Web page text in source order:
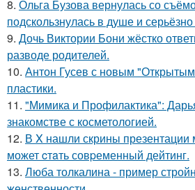
8. Ольга Бузова вернулась со
подскользнулась в душе и
9. Дочь Виктории Бони жёстко
разводе родителей.
10. Антон Гусев с новым
пластики.
11. "Мимика и Профилактика":
знакомстве с косметологией.
12. В X нашли скрины
может cтaть совpеменный дейтинг.
13. Люба толкалина - пример